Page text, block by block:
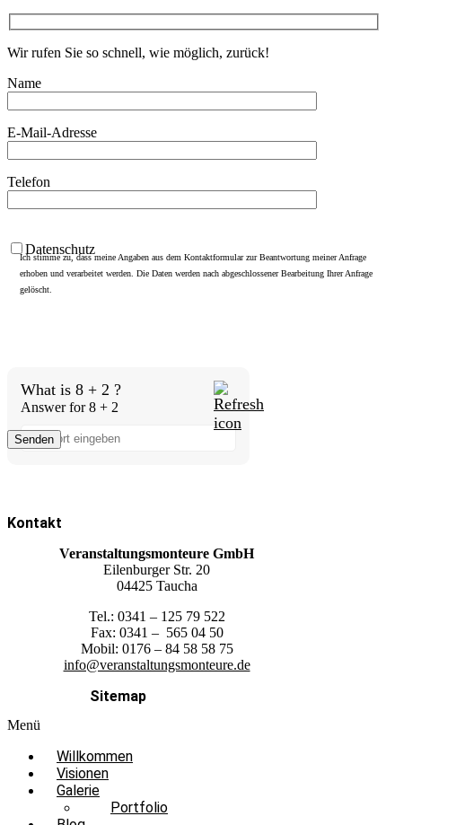
Wir rufen Sie so schnell, wie möglich, zurück!
Name
E-Mail-Adresse
Telefon
Datenschutz
Ich stimme zu, dass meine Angaben aus dem Kontaktformular zur Beantwortung meiner Anfrage
erhoben und verarbeitet werden. Die Daten werden nach abgeschlossener Bearbeitung Ihrer Anfrage
gelöscht.
What is 8 + 2 ?
Answer for 8 + 2
Kontakt
Veranstaltungsmonteure GmbH
Eilenburger Str. 20
04425 Taucha
Tel.: 0341 – 125 79 522
Fax: 0341 – 565 04 50
Mobil: 0176 – 84 58 58 75
info@veranstaltungsmonteure.de
Sitemap
Menü
Willkommen
Visionen
Galerie
Portfolio